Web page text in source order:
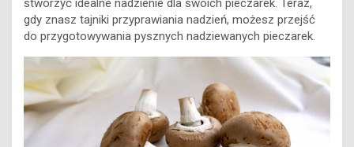
gdy znasz tajniki przyprawiania nadzień, możesz przejść
do przygotowywania pysznych nadziewanych pieczarek.